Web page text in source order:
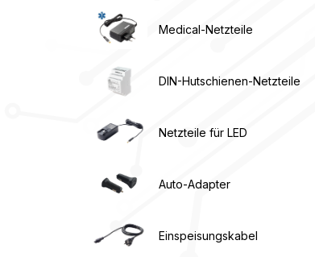
Medical-Netzteile
DIN-Hutschienen-Netzteile
Netzteile für LED
Auto-Adapter
Einspeisungskabel